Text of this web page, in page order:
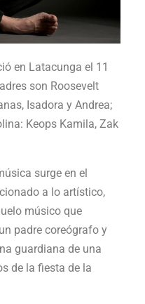
en Latacunga el 11
son Roosevelt
Isadora y Andrea;
Keops Kamila, Zak
surge en el
a lo artístico,
músico que
padre coreógrafo y
guardiana de una
de la fiesta de la